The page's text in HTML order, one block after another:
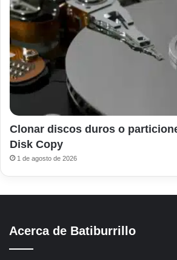
Clonar discos duros o
Disk Copy
1 de agosto de 2026
Acerca de Batiburrillo